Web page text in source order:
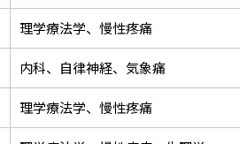
理学療法学、慢性疼痛
内科、自律神経、気象痛
理学療法学、慢性疼痛